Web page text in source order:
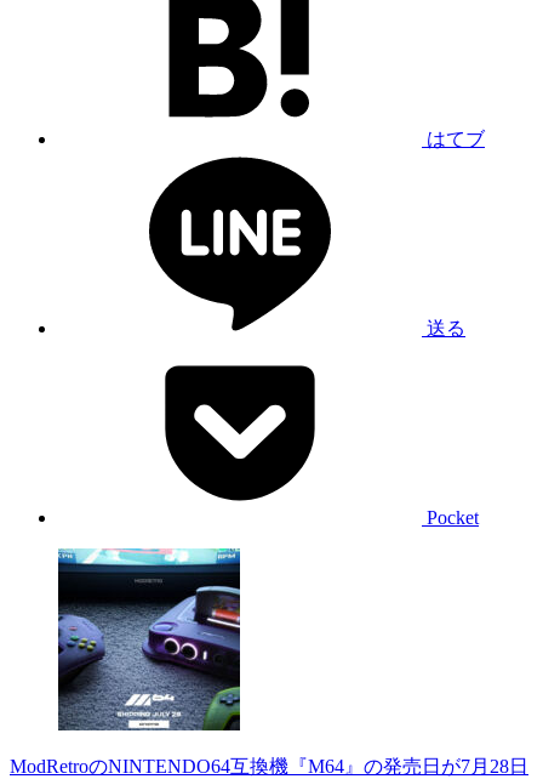
はてブ
送る
Pocket
ModRetroのNINTENDO64互換機『M64』の発売日が7月28日